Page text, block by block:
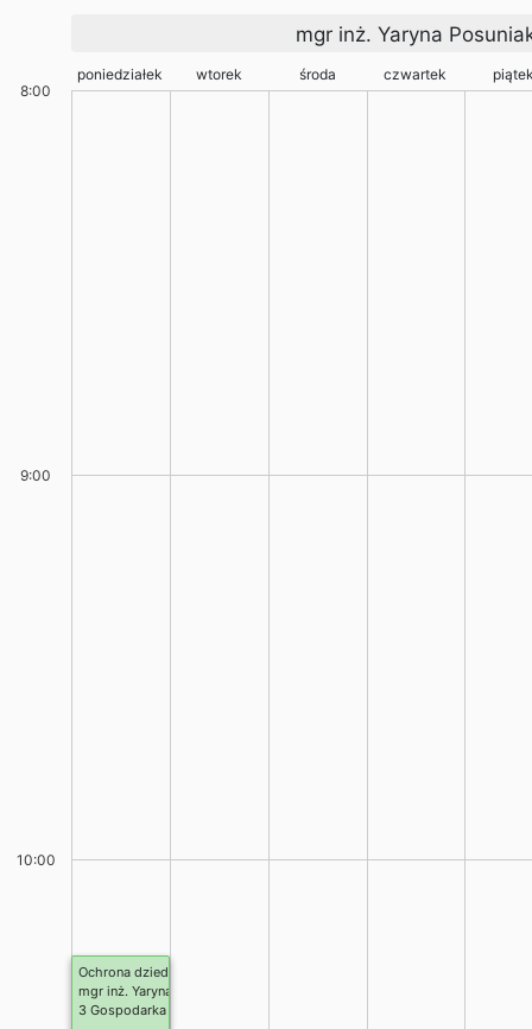
mgr inż. Yaryna
8:00
9:00
10:00
poniedziałek wtorek środa czwartek
Ochrona dziedzictwa kulturowego w planowaniu przestrzennym
mgr inż. Yaryna Posuniak
3 Gospodarka przestrzenna stacj. inżynierskie, Planowanie przestrzenne